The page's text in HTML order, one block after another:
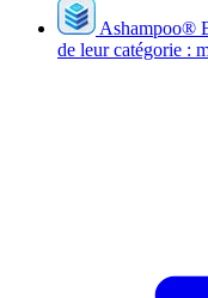
Ashampoo®
de leur catégorie :